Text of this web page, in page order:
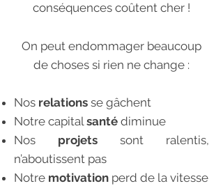
conséquences coûtent cher !
On peut endommager beaucoup
de choses si rien ne change :
Nos relations se gâchent
Notre capitalsanté diminue
Nos projets sont ralentis,
n’aboutissent pas
Notre motivation perd de la vitesse